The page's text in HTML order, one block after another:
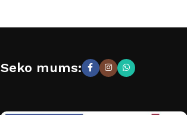
Seko mums: